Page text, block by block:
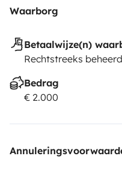
Waarborg
Betaalwijze(n)
Rechtstreeks
Bedrag
€ 2.000